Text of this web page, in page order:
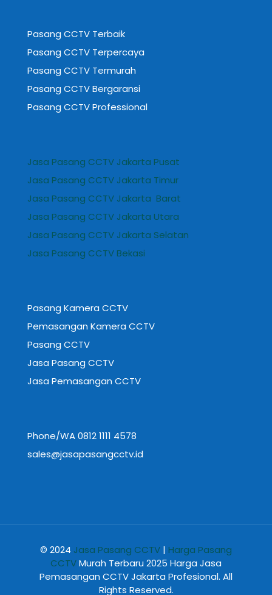
Pasang CCTV Terbaik
Pasang CCTV Terpercaya
Pasang CCTV Termurah
Pasang CCTV Bergaransi
Pasang CCTV Professional
Jasa Pasang CCTV Jakarta Pusat
Jasa Pasang CCTV Jakarta Timur
Jasa Pasang CCTV Jakarta Barat
Jasa Pasang CCTV Jakarta Utara
Jasa Pasang CCTV Jakarta Selatan
Jasa Pasang CCTV Bekasi
Pasang Kamera CCTV
Pemasangan Kamera CCTV
Pasang CCTV
Jasa Pasang CCTV
Jasa Pemasangan CCTV
Phone/WA 0812 1111 4578
sales@jasapasangcctv.id
© 2024 Jasa Pasang CCTV | Harga Pasang
CCTVMurah Terbaru 2025 Harga Jasa
Pemasangan CCTV Jakarta Profesional. All
Rights Reserved.